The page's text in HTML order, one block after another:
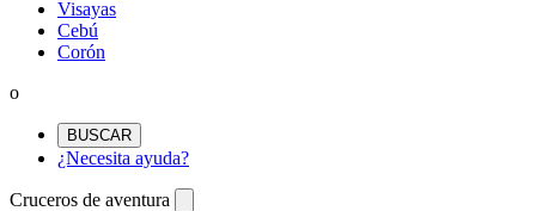
Visayas
Cebú
Corón
o
BUSCAR
¿Necesita ayuda?
Cruceros de aventura